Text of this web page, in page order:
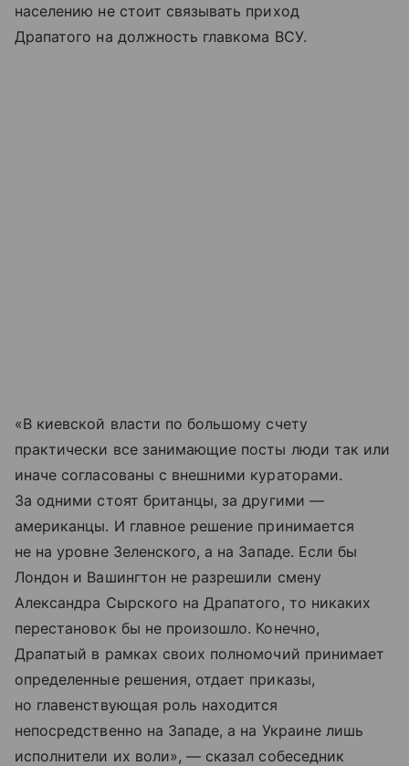
населению не стоит связывать приход
Драпатого на должность главкома ВСУ.
«В киевской власти по большому счету
практически все занимающие посты люди так или
иначе согласованы с внешними кураторами.
За одними стоят британцы, за другими —
американцы. И главное решение принимается
не на уровне Зеленского, а на Западе. Если бы
Лондон и Вашингтон не разрешили смену
Александра Сырского на Драпатого, то никаких
перестановок бы не произошло. Конечно,
Драпатый в рамках своих полномочий принимает
определенные решения, отдает приказы,
но главенствующая роль находится
непосредственно на Западе, а на Украине лишь
исполнители их воли», — сказал собеседник